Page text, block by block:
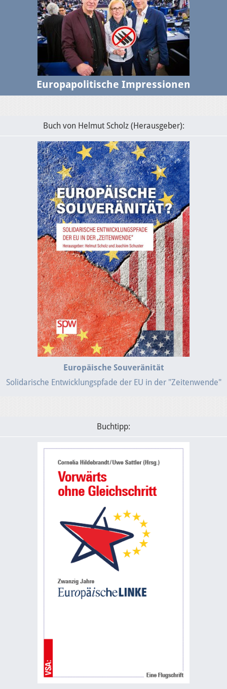
Europapolitische Impressionen
Buch von Helmut Scholz (Herausgeber):
Europäische Souveränität
Solidarische Entwicklungspfade der EU in der "Zeitenwende"
Buchtipp: